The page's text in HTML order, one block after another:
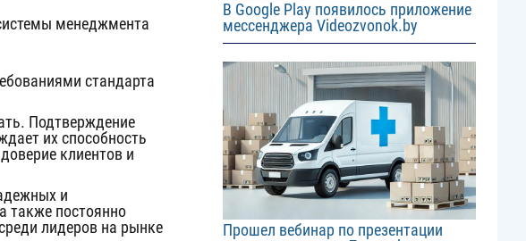
менеджмента
стандарта
Подтверждение
их способность
клиентов и
и
также постоянно
лидеров на рынке
В Google Play появилось приложение
мессенджера Videozvonok.by
Image
Прошел вебинар по презентации